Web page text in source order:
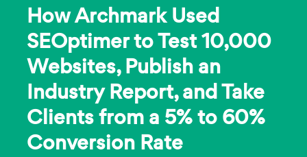
How Archmark Used
SEOptimer to Test 10,000
Websites, Publish an
Industry Report, and Take
Clients from a 5% to 60%
Conversion Rate